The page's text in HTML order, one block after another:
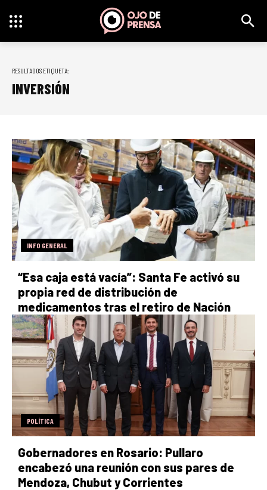
RESULTADOS ETIQUETA:
INVERSIÓN
INFO GENERAL
“Esa caja está vacía”: Santa Fe activó su
propia red de distribución de
medicamentos tras el retiro de Nación
POLÍTICA
Gobernadores en Rosario: Pullaro
encabezó una reunión con sus pares de
Mendoza, Chubut y Corrientes